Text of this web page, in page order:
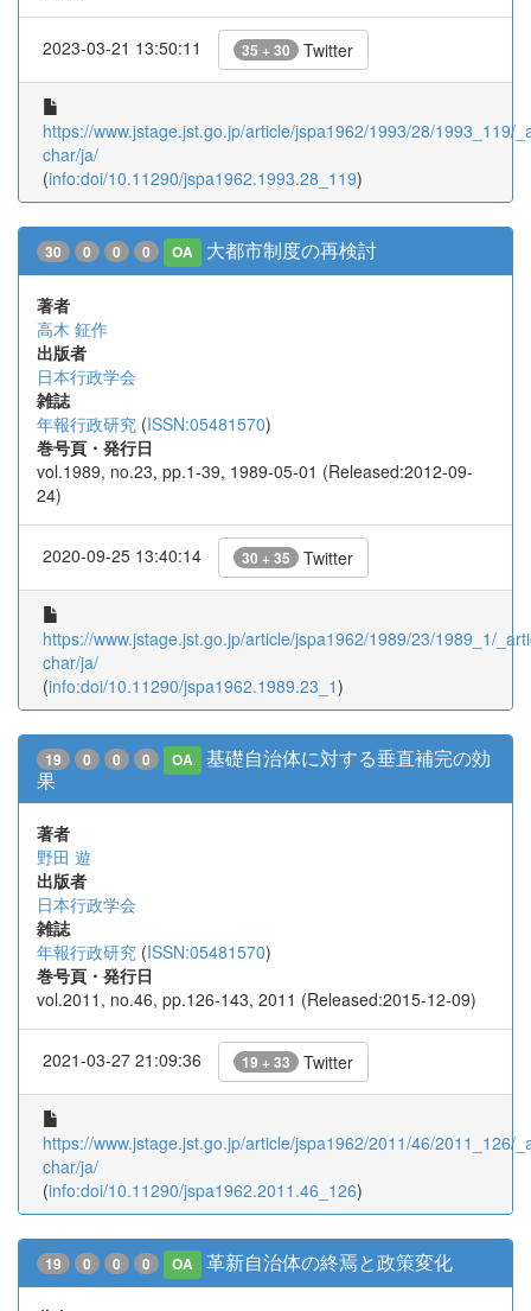
2023-03-21 13:50:11 35 + 30 Twitter
https://www.jstage.jst.go.jp/article/jspa1962/1993/28/1993_119/
char/ja/
(info:doi/10.11290/jspa1962.1993.28_119)
30 0 0 0 OA 大都市制度の再検討
著者
高木 鉦作
出版者
日本行政学会
雑誌
年報行政研究 (ISSN:05481570)
巻号頁・発行日
vol.1989, no.23, pp.1-39, 1989-05-01 (Released:2012-09-
24)
2020-09-25 13:40:14 30 + 35 Twitter
https://www.jstage.jst.go.jp/article/jspa1962/1989/23/1989_1/
char/ja/
(info:doi/10.11290/jspa1962.1989.23_1)
19 0 0 0 OA
基礎自治体に対する垂直補完の効
果
著者
野田 遊
出版者
日本行政学会
雑誌
年報行政研究 (ISSN:05481570)
巻号頁・発行日
vol.2011, no.46, pp.126-143, 2011 (Released:2015-12-09)
2021-03-27 21:09:36 19 + 33 Twitter
https://www.jstage.jst.go.jp/article/jspa1962/2011/46/2011_126/
char/ja/
(info:doi/10.11290/jspa1962.2011.46_126)
19 0 0 0 OA 革新自治体の終焉と政策変化